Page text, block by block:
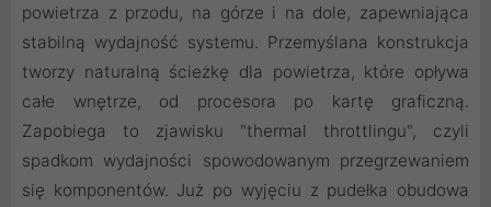
powietrza z przodu, na górze i na dole, zapewniająca
stabilną wydajność systemu. Przemyślana konstrukcja
tworzy naturalną ścieżkę dla powietrza, które opływa
całe wnętrze, od procesora po kartę graficzną.
Zapobiega to zjawisku "thermal throttlingu", czyli
spadkom wydajności spowodowanym przegrzewaniem
się komponentów. Już po wyjęciu z pudełka obudowa